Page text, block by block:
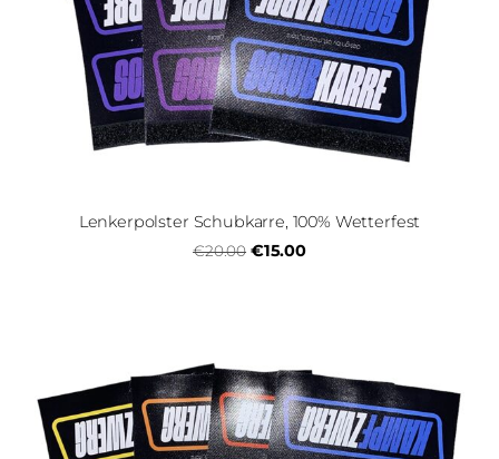
Lenkerpolster Schubkarre, 100% Wetterfest
€20.00 €15.00